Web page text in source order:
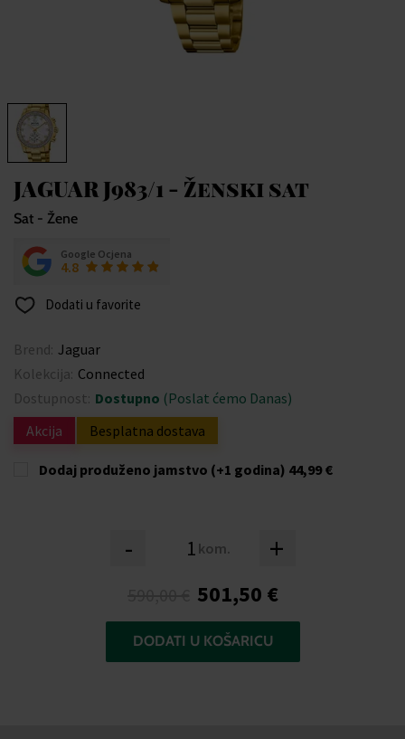
JAGUAR J983/1 - Ženski sat
Sat - Žene
Google Ocjena
4.8
Dodati u favorite
Brend: Jaguar
Kolekcija: Connected
Dostupnost: Dostupno (Poslat ćemo Danas)
Akcija
Besplatna dostava
Dodaj produženo jamstvo (+1 godina) 44,99 €
- kom. +
501,50 €
DODATI U KOŠARICU